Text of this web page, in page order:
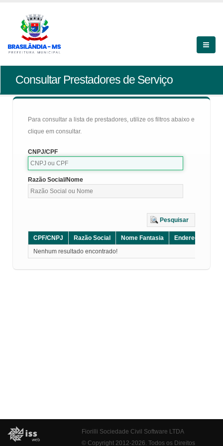
Consultar Prestadores de Serviço
Para consultar a lista de prestadores, utilize os filtros abaixo e
clique em consultar.
CNPJ/CPF
Razão Social/Nome
Pesquisar
CPF/CNPJ Razão Social Nome Fantasia Endereço
Nenhum resultado encontrado!
Fiorilli Sociedade Civil Software LTDA
© Copyright 2012-2026. Todos os Direitos